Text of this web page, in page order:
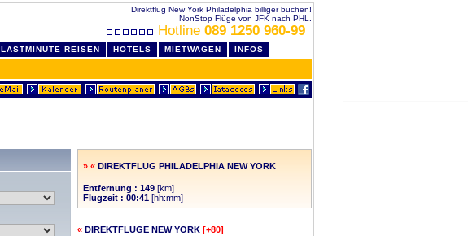
Direktflug New York Philadelphia billiger buchen!
NonStop Flüge von JFK nach PHL.
Hotline 089 1250 960-99
LASTMINUTE REISEN HOTELS MIETWAGEN INFOS
» « DIREKTFLUG PHILADELPHIA NEW YORK
Entfernung : 149 [km]
Flugzeit : 00:41 [hh:mm]
« DIREKTFLÜGE NEW YORK [+80]